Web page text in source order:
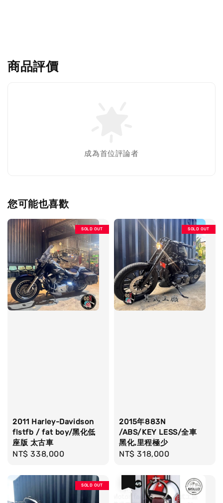
商品評價
成為首位評論者
您可能也喜歡
SOLD OUT
2011 Harley-Davidson
flstfb / fat boy/黑化低
座版 太古車
Regular
NT$ 338,000
SOLD OUT
2015年883N
/ABS/KEY LESS/全車
黑化,里程極少
Regular
NT$ 318,000
SOLD OUT